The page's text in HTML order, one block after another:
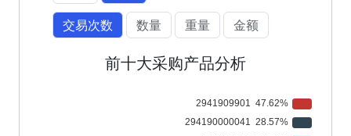
交易次数
数量 重量 金额
前十大采购产品分析